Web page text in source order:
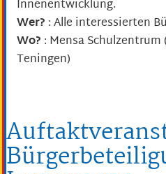
Innenentwicklung.
Wer? : Alle interessierten
Wo? : Mensa Schulzentrum
Teningen)